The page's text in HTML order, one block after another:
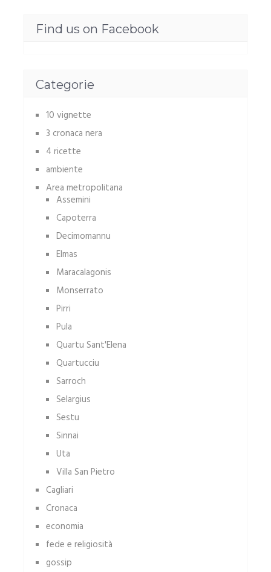
Find us on Facebook
Categorie
10 vignette
3 cronaca nera
4 ricette
ambiente
Area metropolitana
Assemini
Capoterra
Decimomannu
Elmas
Maracalagonis
Monserrato
Pirri
Pula
Quartu Sant'Elena
Quartucciu
Sarroch
Selargius
Sestu
Sinnai
Uta
Villa San Pietro
Cagliari
Cronaca
economia
fede e religiosità
gossip